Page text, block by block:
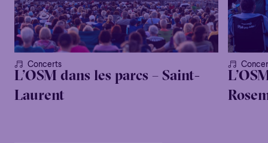
Concerts
L’OSM dans les parcs – Saint-
Laurent